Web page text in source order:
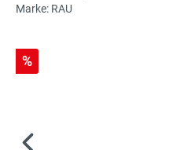
Marke: RAU
%